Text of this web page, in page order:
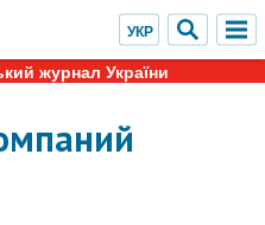
журнал України